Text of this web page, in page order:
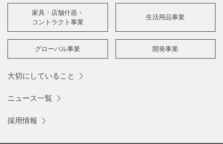
家具・店舗什器・
コントラクト事業
生活用品事業
グローバル事業 開発事業
大切にしていること
ニュース一覧
採用情報